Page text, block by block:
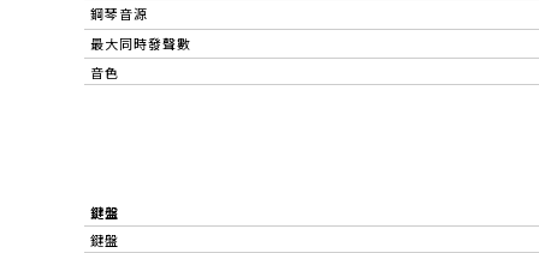
鋼琴音源
最大同時發聲數
音色
鍵盤
鍵盤